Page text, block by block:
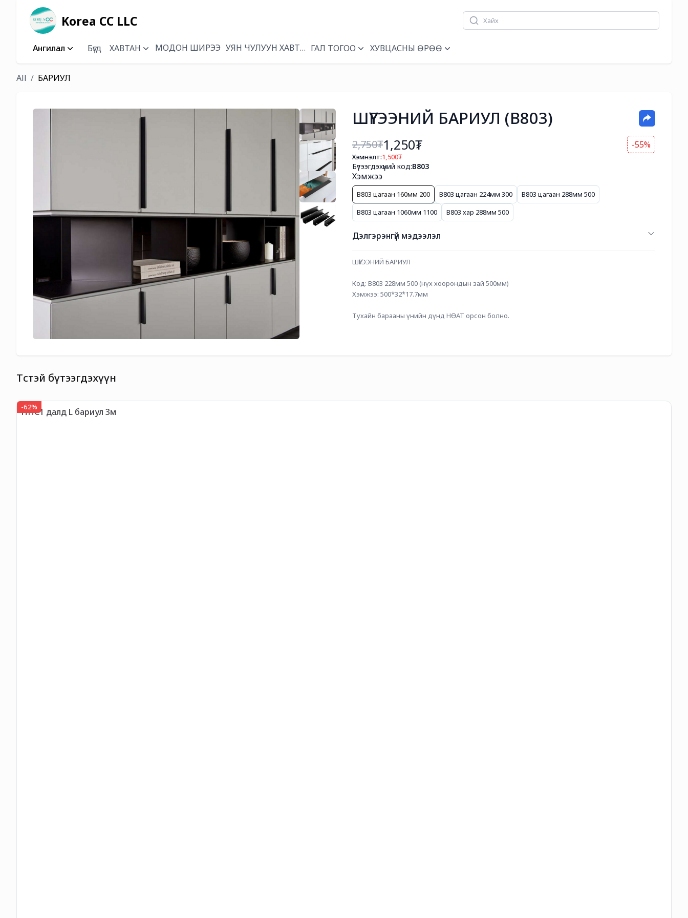
Korea CC LLC
Ангилал Бүгд ХАВТАН МОДОН ШИРЭЭ УЯН ЧУЛУУН ХАВТАН ГАЛ ТОГОО ХУВЦАСНЫ ӨРӨӨ
All БАРИУЛ
ШҮҮГЭЭНИЙ БАРИУЛ (B803)
2,750₮1,250₮ -55%
Хэмнэлт:1,500₮
Бүтээгдэхүүний код:B803
Хэмжээ
B803 цагаан 160мм 200 B803 цагаан 224мм 300
B803 цагаан 288мм 500
B803 цагаан 1060мм 1100
B803 хар 288мм 500
Дэлгэрэнгүй мэдээлэл
ШҮҮГЭЭНИЙ БАРИУЛ
Код: B803 228мм 500 (нүх хоорондын зай 500мм)
Хэмжээ: 500*32*17.7мм
Тухайн барааны үнийн дүнд НӨАТ орсон болно.
Төстэй бүтээгдэхүүн
-62%
HHC1 далд L бариул 3м